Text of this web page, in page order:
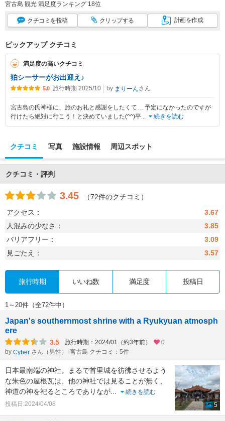
宮古島 観光 満足度ランキング 18位
クチコミ を投稿 クリップする 計画を作成
ピックアップ クチコミ
満足度の高いクチコミ
狛シーサーがお出迎え♪
5.0 旅行時期 2025/10 by まりーんさん
宮古島の氏神様に、旅のお礼と感謝をしたくて… 予定になかったのですが
行けたら絶対に行こう！と決めていました(^^)平... 続きを読む
クチコミ 写真 施設情報 周辺スポット
クチコミ・評判
3.45
（72件のクチコミ）
アクセス：
3.67
人混みの少なさ：
3.85
バリアフリー：
3.09
見ごたえ：
3.57
旅行時期 いいね数 満足度 投稿日
1～20件（全72件中）
Japan's southernmost shrine with a Ryukyuan atmosph
ere
3.5 旅行時期：2024/01（約3年前）
0
by Cyber さん（男性） 宮古島 クチコミ：5件
日本最南端の神社。まるで首里城を彷彿させるよう
な朱色の屋根瓦は、他の神社では見ることが無く、
神道の神を祀るところでありなが
続きを読む
投稿日:2024/04/08
5